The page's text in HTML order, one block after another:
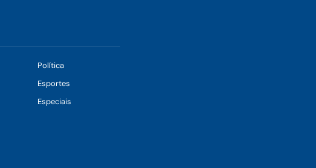
Política
Esportes
Especiais